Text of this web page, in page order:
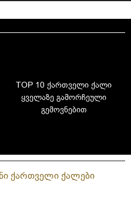
TOP 10 ქართველი ქალი
ყველაზე გამორჩეული
გემოვნებით
ქართველი ქალები